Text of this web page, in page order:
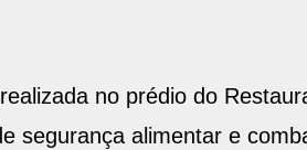
no prédio do
segurança alimentar e